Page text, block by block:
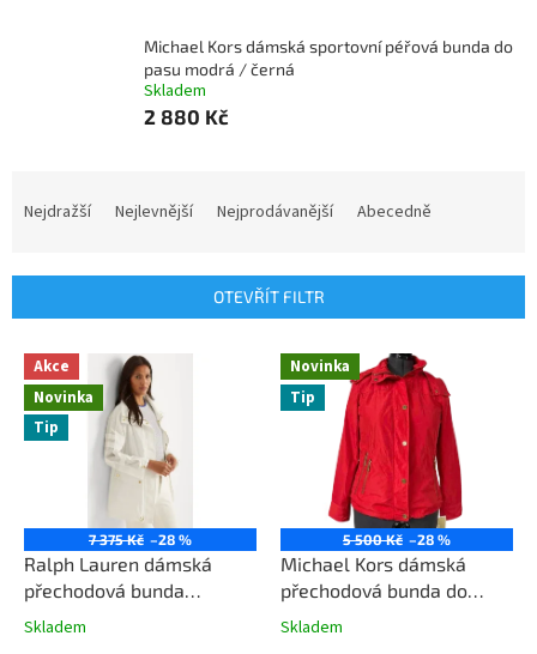
Michael Kors dámská sportovní péřová bunda do
pasu modrá / černá
Skladem
2 880 Kč
í
Nejdražší Nejlevnější Nejprodávanější Abecedně
OTEVŘÍT FILTR
V
p
Akce
Novinka
Tip
7 375 Kč –28 %
Ralph Lauren dámská
přechodová bunda
větrovka bílá
Skladem
Novinka
Tip
5 500 Kč –28 %
Michael Kors dámská
přechodová bunda do
pasu větrovka s kapucí
Skladem